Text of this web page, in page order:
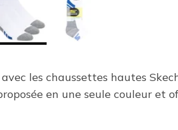
les chaussettes hautes
en une seule couleur